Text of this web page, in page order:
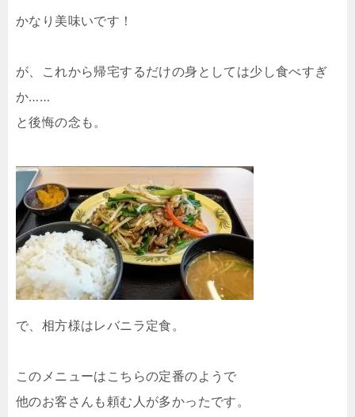
かなり美味いです！
が、これから帰宅するだけの身としては少し食べすぎ
か……
と後悔の念も。
で、相方様はレバニラ定食。
このメニューはこちらの定番のようで
他のお客さんも頼む人が多かったです。